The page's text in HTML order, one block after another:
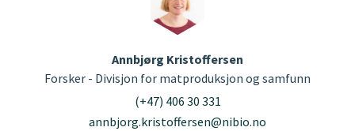
Annbjørg Kristoffersen
Forsker - Divisjon for matproduksjon og samfunn
(+47) 406 30 331
annbjorg.kristoffersen@nibio.no